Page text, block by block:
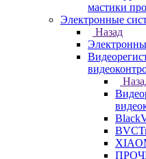
мастики
Электронные
Назад